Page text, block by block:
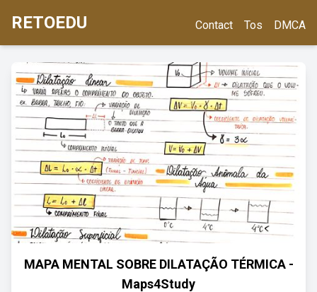
RETOEDU Contact Tos DMCA
MAPA MENTAL SOBRE DILATAÇÃO TÉRMICA -
Maps4Study